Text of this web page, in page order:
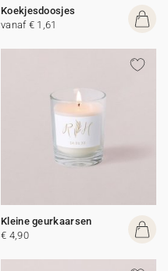
Koekjesdoosjes
vanaf € 1,61
Kleine geurkaarsen
€ 4,90